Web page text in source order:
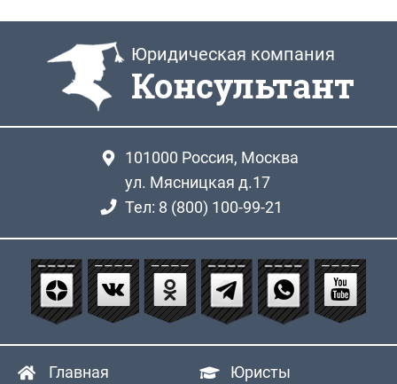
Юридическая компания
Консультант
101000 Россия, Москва
ул. Мясницкая д.17
Тел: 8 (800) 100-99-21
Главная Юристы